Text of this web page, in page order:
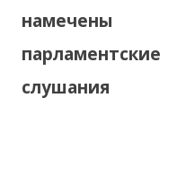
намечены
парламентские
слушания